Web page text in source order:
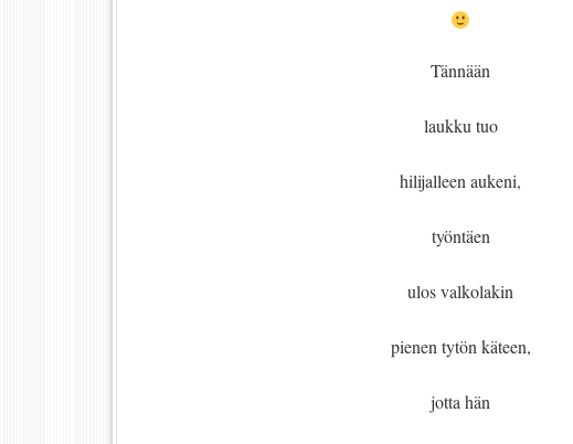
Tännään
laukku tuo
hilijalleen aukeni,
työntäen
ulos valkolakin
pienen tytön käteen,
jotta hän